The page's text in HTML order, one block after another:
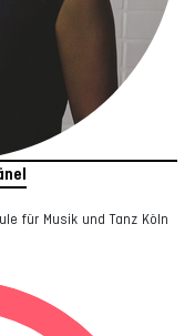
für Musik und Tanz Köln